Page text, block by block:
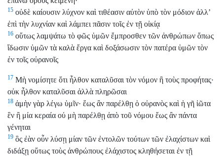
15 οὐδὲ καίουσιν λύχνον καὶ τιθέασιν αὐτὸν ὑπὸ τὸν μόδιον ἀλλ’
ἐπὶ τὴν λυχνίαν καὶ λάμπει πᾶσιν τοῖς ἐν τῇ οἰκίᾳ
16 οὕτως λαμψάτω τὸ φῶς ὑμῶν ἔμπροσθεν τῶν ἀνθρώπων ὅπως
ἴδωσιν ὑμῶν τὰ καλὰ ἔργα καὶ δοξάσωσιν τὸν πατέρα ὑμῶν τὸν
ἐν τοῖς οὐρανοῖς
17 Μὴ νομίσητε ὅτι ἦλθον καταλῦσαι τὸν νόμον ἢ τοὺς προφήτας·
οὐκ ἦλθον καταλῦσαι ἀλλὰ πληρῶσαι
18 ἀμὴν γὰρ λέγω ὑμῖν· ἕως ἂν παρέλθῃ ὁ οὐρανὸς καὶ ἡ γῆ ἰῶτα
ἓν ἢ μία κεραία οὐ μὴ παρέλθῃ ἀπὸ τοῦ νόμου ἕως ἂν πάντα
γένηται
19 ὃς ἐὰν οὖν λύσῃ μίαν τῶν ἐντολῶν τούτων τῶν ἐλαχίστων καὶ
διδάξῃ οὕτως τοὺς ἀνθρώπους ἐλάχιστος κληθήσεται ἐν τῇ